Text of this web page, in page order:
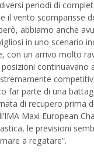
periodi di
il vento scomparisse
abbiamo anche
in uno scenario
con un arrivo molto
continuavano
far parte di una
di recupero prima
Maxi European
le previsioni
a regatare”.